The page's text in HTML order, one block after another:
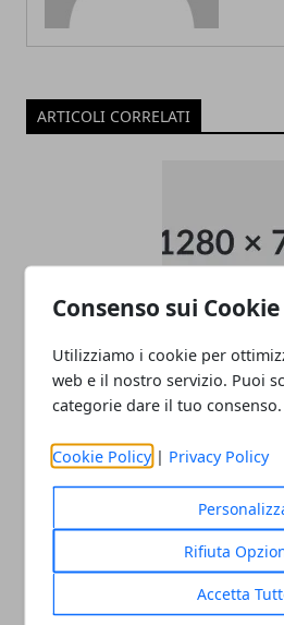
Consenso sui Cookie
Utilizziamo i cookie per
web e il nostro servizio. Puoi
categorie dare il tuo consenso.
Cookie Policy | Privacy Policy
Rifiuta
Accetta
ARTICOLI CORRELATI
Come raggiungere
Malpensa